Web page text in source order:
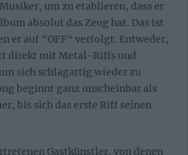
um zu etablieren, dass er
absolut das Zeug hat. Das ist
er auf “OFF“ verfolgt. Entweder,
direkt mit Metal-Riffs und
sich schlagartig wieder zu
beginnt ganz unscheinbar als
bis sich das erste Riff seinen
Gastkünstler, von denen